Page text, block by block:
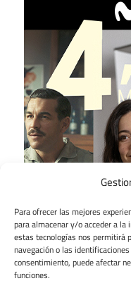
Para ofrecer las mejores
para almacenar y/o acceder a
estas tecnologías nos permitirá
navegación o las
consentimiento, puede afectar
funciones.